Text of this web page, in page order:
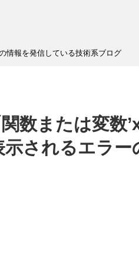
情報を発信している技術系ブログ
数または変数
されるエラー